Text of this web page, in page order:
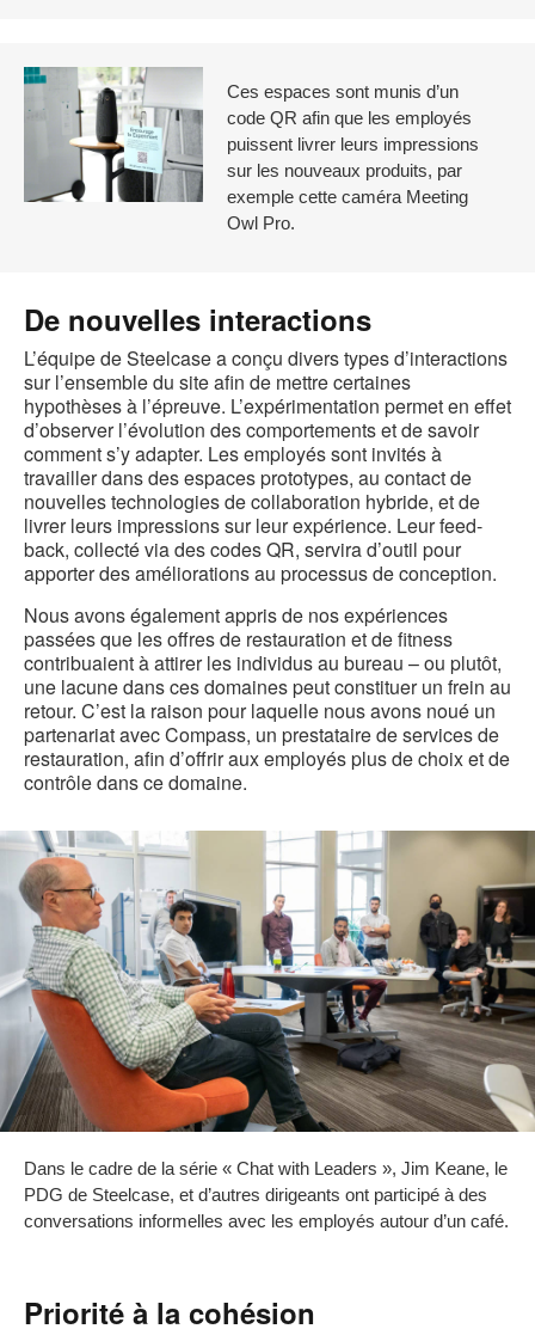
Ces espaces sont munis d’un
code QR afin que les employés
puissent livrer leurs impressions
sur les nouveaux produits, par
exemple cette caméra Meeting
Owl Pro.
De nouvelles interactions
L’équipe de Steelcase a conçu divers types d’interactions
sur l’ensemble du site afin de mettre certaines
hypothèses à l’épreuve. L’expérimentation permet en effet
d’observer l’évolution des comportements et de savoir
comment s’y adapter. Les employés sont invités à
travailler dans des espaces prototypes, au contact de
nouvelles technologies de collaboration hybride, et de
livrer leurs impressions sur leur expérience. Leur feed-
back, collecté via des codes QR, servira d’outil pour
apporter des améliorations au processus de conception.
Nous avons également appris de nos expériences
passées que les offres de restauration et de fitness
contribuaient à attirer les individus au bureau – ou plutôt,
une lacune dans ces domaines peut constituer un frein au
retour. C’est la raison pour laquelle nous avons noué un
partenariat avec Compass, un prestataire de services de
restauration, afin d’offrir aux employés plus de choix et de
contrôle dans ce domaine.
Dans le cadre de la série « Chat with Leaders », Jim Keane, le
PDG de Steelcase, et d’autres dirigeants ont participé à des
conversations informelles avec les employés autour d’un café.
Priorité à la cohésion